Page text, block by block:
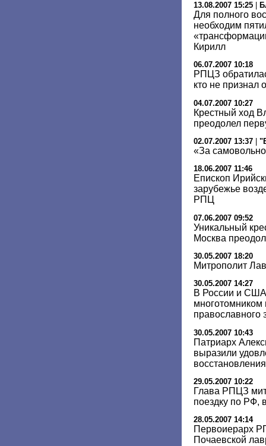
13.08.2007 15:25
Для полного
необходим
Кирилл
06.07.2007 10:18
РПЦЗ
кто не признал
04.07.2007 10:27
Крестный ход
преодолел
02.07.2007 13:37
«За
18.06.2007 11:46
Епископ
зарубежье
РПЦ
07.06.2007 09:52
Уникальный
Москва
30.05.2007 18:20
Митрополит
30.05.2007 14:27
В России и США
многотомником
православного
30.05.2007 10:43
Патриарх
выразили
29.05.2007 10:22
Глава РПЦЗ
поездку по РФ,
28.05.2007 14:14
Первоиерарх
Почаевской